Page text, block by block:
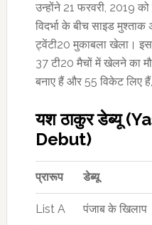
उन्होंने 21 फरवरी, 2019
विदर्भा के बीच साइड
ट्वेंटी20 मुकाबला खेला।
37 टी20 मैचों में खेलने का
बनाए हैं और 55 विकेट लिए
यश ठाकुर डेब्यू
Debut)
प्रारूप डेब्यू
List A पंजाब के खिलाप